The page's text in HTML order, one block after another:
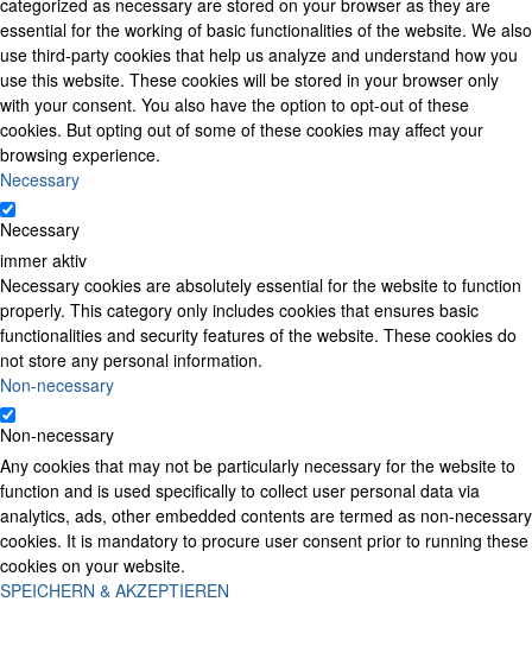
essential for the working of basic functionalities of the website. We also
use third-party cookies that help us analyze and understand how you
use this website. These cookies will be stored in your browser only
with your consent. You also have the option to opt-out of these
cookies. But opting out of some of these cookies may affect your
browsing experience.
Necessary
Necessary
immer aktiv
Necessary cookies are absolutely essential for the website to function
properly. This category only includes cookies that ensures basic
functionalities and security features of the website. These cookies do
not store any personal information.
Non-necessary
Non-necessary
Any cookies that may not be particularly necessary for the website to
function and is used specifically to collect user personal data via
analytics, ads, other embedded contents are termed as non-necessary
cookies. It is mandatory to procure user consent prior to running these
cookies on your website.
SPEICHERN & AKZEPTIEREN